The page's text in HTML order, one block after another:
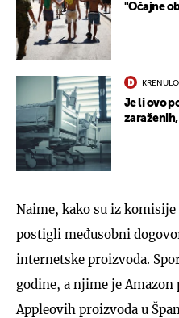
"Očajne
Je li ovo
Naime, kako su iz
postigli međusobni
internetske proizvoda.
godine, a njime je
Appleovih proizvoda u